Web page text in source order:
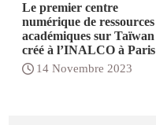
Le premier centre
numérique de ressources
académiques sur Taïwan
créé à l’INALCO à Paris
14 Novembre 2023